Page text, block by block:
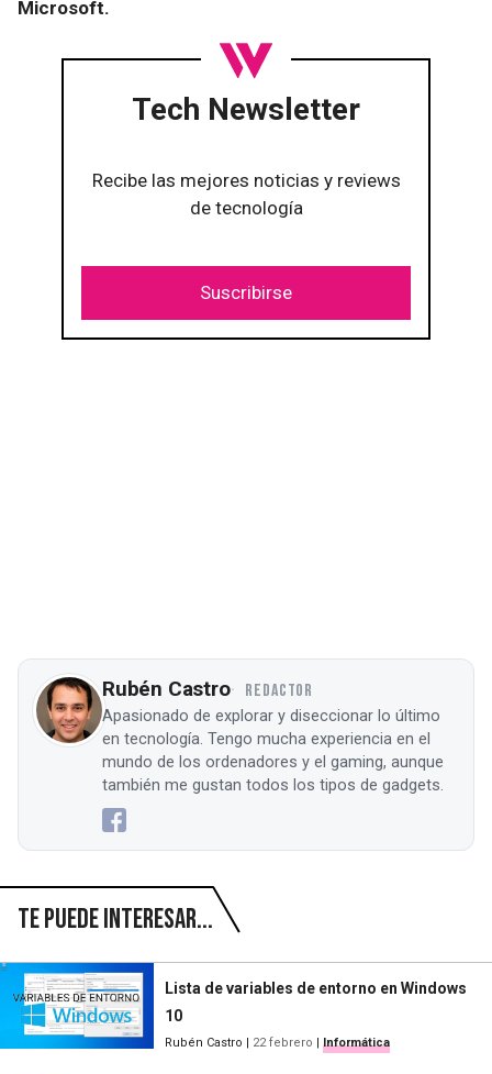
Microsoft.
Tech Newsletter
Recibe las mejores noticias y reviews
de tecnología
Suscribirse
Rubén Castro REDACTOR
Apasionado de explorar y diseccionar lo último
en tecnología. Tengo mucha experiencia en el
mundo de los ordenadores y el gaming, aunque
también me gustan todos los tipos de gadgets.
Te puede interesar...
Lista de variables de entorno en Windows
10
Rubén Castro | 22 febrero | Informática